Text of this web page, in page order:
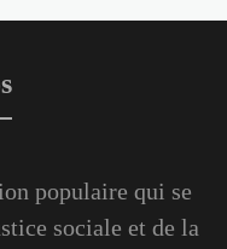
populaire qui se
sociale et de la